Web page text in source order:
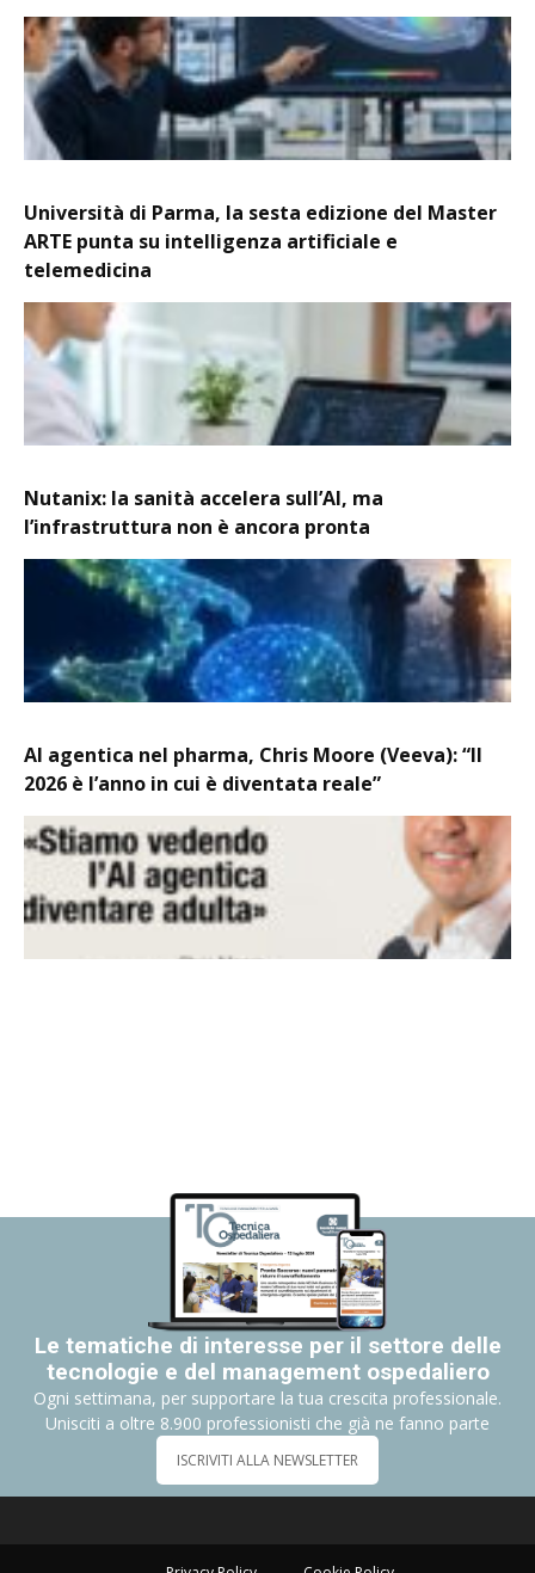
Università di Parma, la sesta edizione del Master
ARTE punta su intelligenza artificiale e
telemedicina
Nutanix: la sanità accelera sull’AI, ma
l’infrastruttura non è ancora pronta
AI agentica nel pharma, Chris Moore (Veeva): “Il
2026 è l’anno in cui è diventata reale”
Le tematiche di interesse per il settore delle
tecnologie e del management ospedaliero
Ogni settimana, per supportare la tua crescita professionale.
Unisciti a oltre 8.900 professionisti che già ne fanno parte
ISCRIVITI ALLA NEWSLETTER